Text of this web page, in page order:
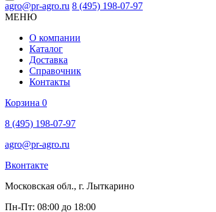
agro@pr-agro.ru 8 (495) 198-07-97
МЕНЮ
О компании
Каталог
Доставка
Справочник
Контакты
Корзина 0
8 (495) 198-07-97
agro@pr-agro.ru
Вконтакте
Московская обл., г. Лыткарино
Пн-Пт: 08:00 до 18:00